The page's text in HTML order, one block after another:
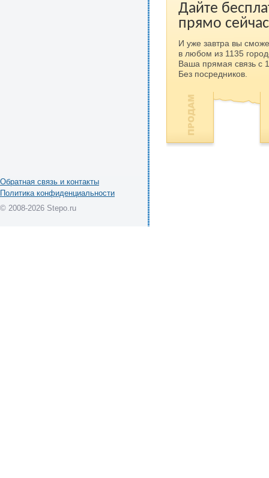
Дайте
прямо
И уже завтра вы
в любом из 1135
Ваша прямая связь с
Без посредников.
Обратная связь и контакты
Политика конфиденциальности
© 2008-2026 Stepo.ru